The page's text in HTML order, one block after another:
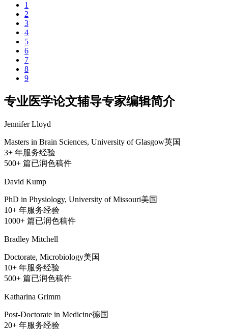
1
2
3
4
5
6
7
8
9
专业医学论文辅导专家编辑简介
Jennifer Lloyd
Masters in Brain Sciences, University of Glasgow英国
3+ 年服务经验
500+ 篇已润色稿件
David Kump
PhD in Physiology, University of Missouri美国
10+ 年服务经验
1000+ 篇已润色稿件
Bradley Mitchell
Doctorate, Microbiology美国
10+ 年服务经验
500+ 篇已润色稿件
Katharina Grimm
Post-Doctorate in Medicine德国
20+ 年服务经验